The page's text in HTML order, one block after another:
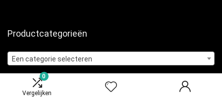
0
Vergelijken
Productcategorieën
Een categorie selecteren